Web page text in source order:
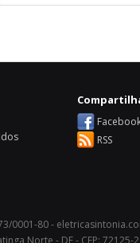
RSS
0001-80 -
Norte - DF - CEP: 72125-